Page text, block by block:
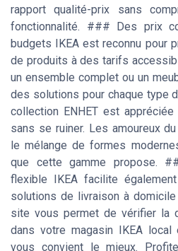
rapport qualité-prix sans
fonctionnalité. ### Des prix
budgets IKEA est reconnu pour
de produits à des tarifs
un ensemble complet ou un
des solutions pour chaque type
collection ENHET est
sans se ruiner. Les amoureux
le mélange de formes
que cette gamme propose.
flexible IKEA facilite
solutions de livraison à
site vous permet de vérifier la
dans votre magasin IKEA
vous convient le mieux.